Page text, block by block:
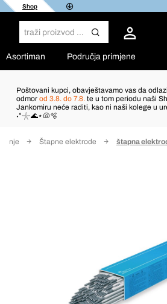
Shop
Asortiman Područja primjene
Poštovani kupci, obavještavamo vas da
odmor od 3.8. do 7.8. te u tom periodu naši
Jankomiru neće raditi, kao ni naši kolege u
˖°𓇼🌊⋆🐚🫧
Štapne elektrode štapna